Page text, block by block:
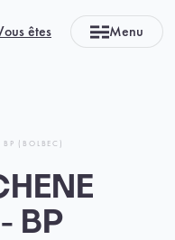
êtes Menu
(BOLBEC)
BP